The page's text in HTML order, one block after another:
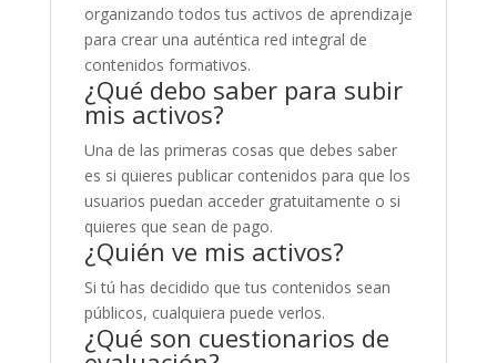
organizando todos tus activos de aprendizaje
para crear una auténtica red integral de
contenidos formativos.
¿Qué debo saber para subir
mis activos?
Una de las primeras cosas que debes saber
es si quieres publicar contenidos para que los
usuarios puedan acceder gratuitamente o si
quieres que sean de pago.
¿Quién ve mis activos?
Si tú has decidido que tus contenidos sean
públicos, cualquiera puede verlos.
¿Qué son cuestionarios de